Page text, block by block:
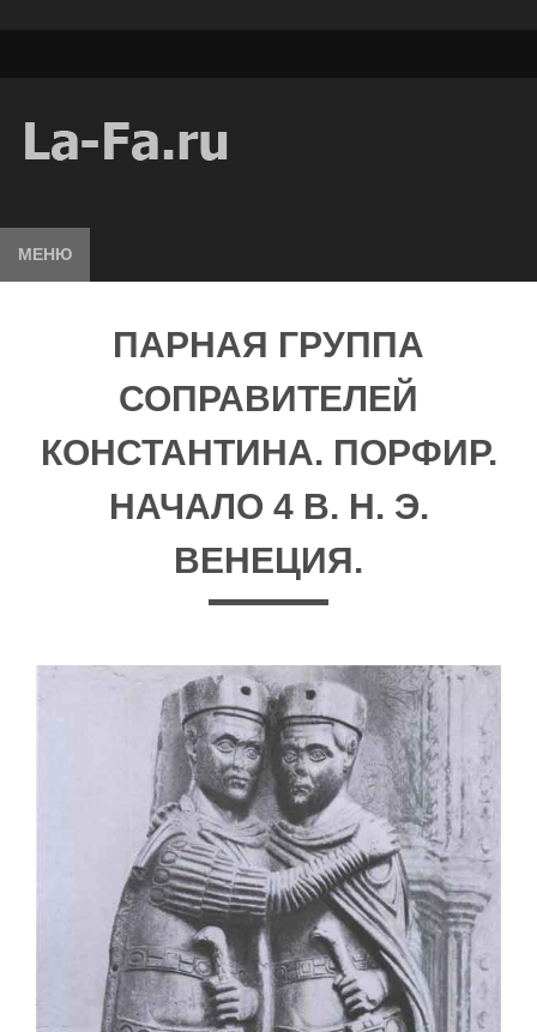
МЕНЮ
ПАРНАЯ ГРУППА
СОПРАВИТЕЛЕЙ
КОНСТАНТИНА. ПОРФИР.
НАЧАЛО 4 В. Н. Э.
ВЕНЕЦИЯ.